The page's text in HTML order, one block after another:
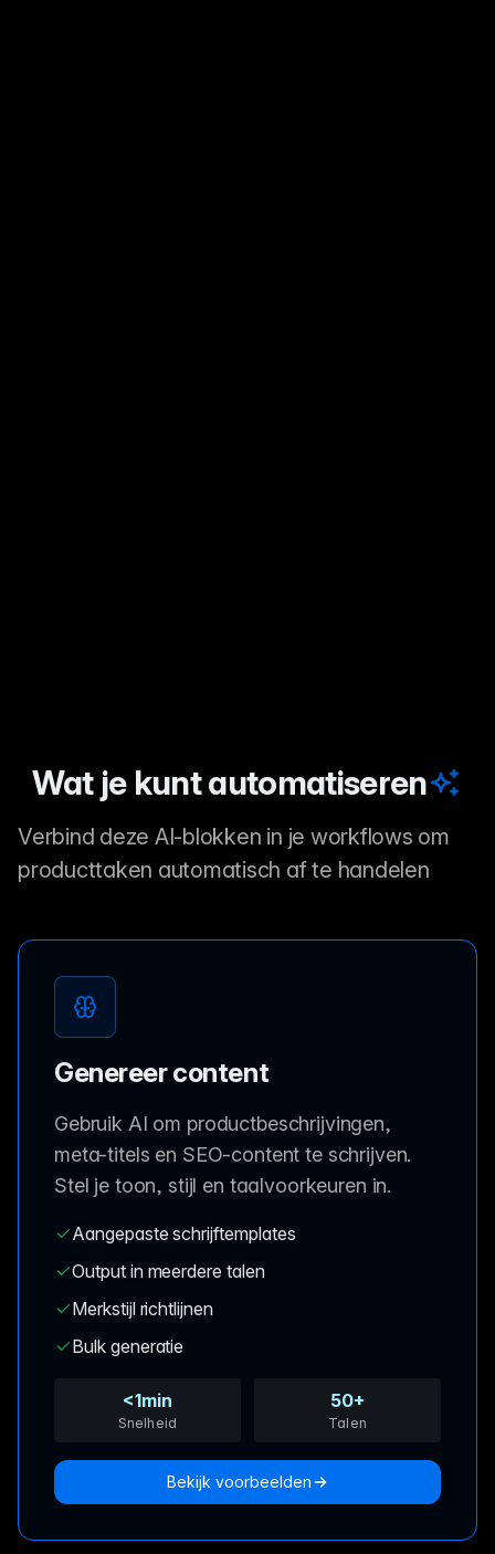
Wat je kunt automatiseren
Verbind deze AI-blokken in je workflows om
producttaken automatisch af te handelen
Genereer content
Gebruik AI om productbeschrijvingen,
meta-titels en SEO-content te schrijven.
Stel je toon, stijl en taalvoorkeuren in.
Aangepaste schrijftemplates
Output in meerdere talen
Merkstijl richtlijnen
Bulk generatie
<1min
Snelheid
50+
Talen
Bekijk voorbeelden